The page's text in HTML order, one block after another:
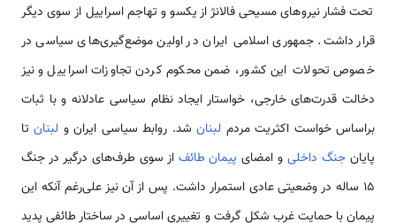
تحت فشار نیروهای مسیحی فالانژ از یکسو و تهاجم اسراییل از سوی دیگر
قرار داشت. جمهوری اسلامی‌ ایران در اولین موضع‌گیری‌های سیاسی در
خصوص تحولات این کشور، ضمن محکوم کردن تجاوزات اسراییل و نیز
دخالت قدرت‌های خارجی، خواستار ایجاد نظام سیاسی عادلانه و با ثبات
براساس خواست اکثریت مردم لبنانشد. روابط سیاسی ایران و لبنانتا
پایان جنگ داخلیو امضای پیمان طائف از سوی طرف‌های درگیر در جنگ
15 ساله در وضعیتی عادی استمرار داشت. پس از آن نیز علی‌رغم آنکه این
پیمان با حمایت غرب شکل گرفت و تغییری اساسی در ساختار طائفی پدید